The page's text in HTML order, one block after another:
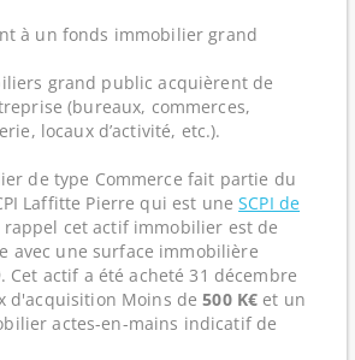
à un fonds immobilier grand
grand public acquièrent de
(bureaux, commerces,
locaux d’activité, etc.).
de type Commerce fait partie du
Laffitte Pierre qui est uneSCPI de
rappel cet actif immobilier est de
avec une surface immobilière
Cet actif a été acheté 31 décembre
d'acquisition Moins de500 K€ et un
actes-en-mains indicatif de